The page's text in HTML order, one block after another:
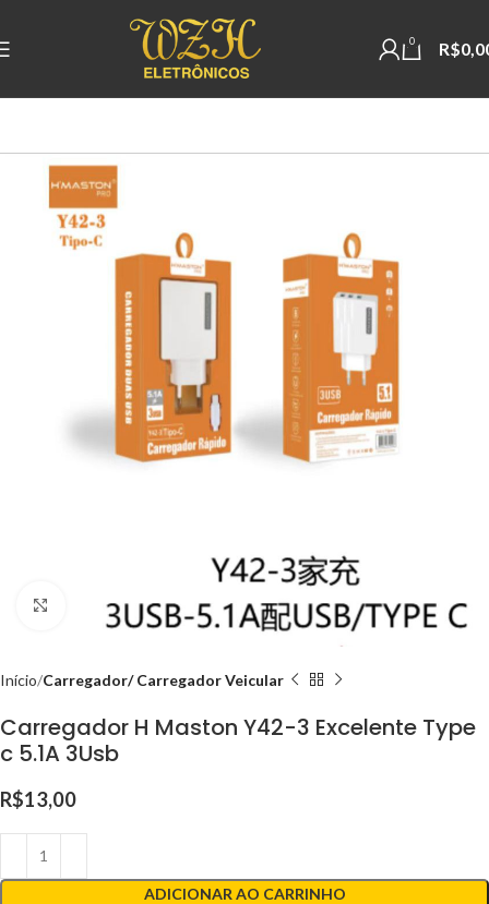
0 R$
Clique para ampliar
Início Carregador/ Carregador Veicular
Carregador H Maston Y42-3 Excelente Type
c 5.1A 3Usb
R$13,00
ADICIONAR AO CARRINHO